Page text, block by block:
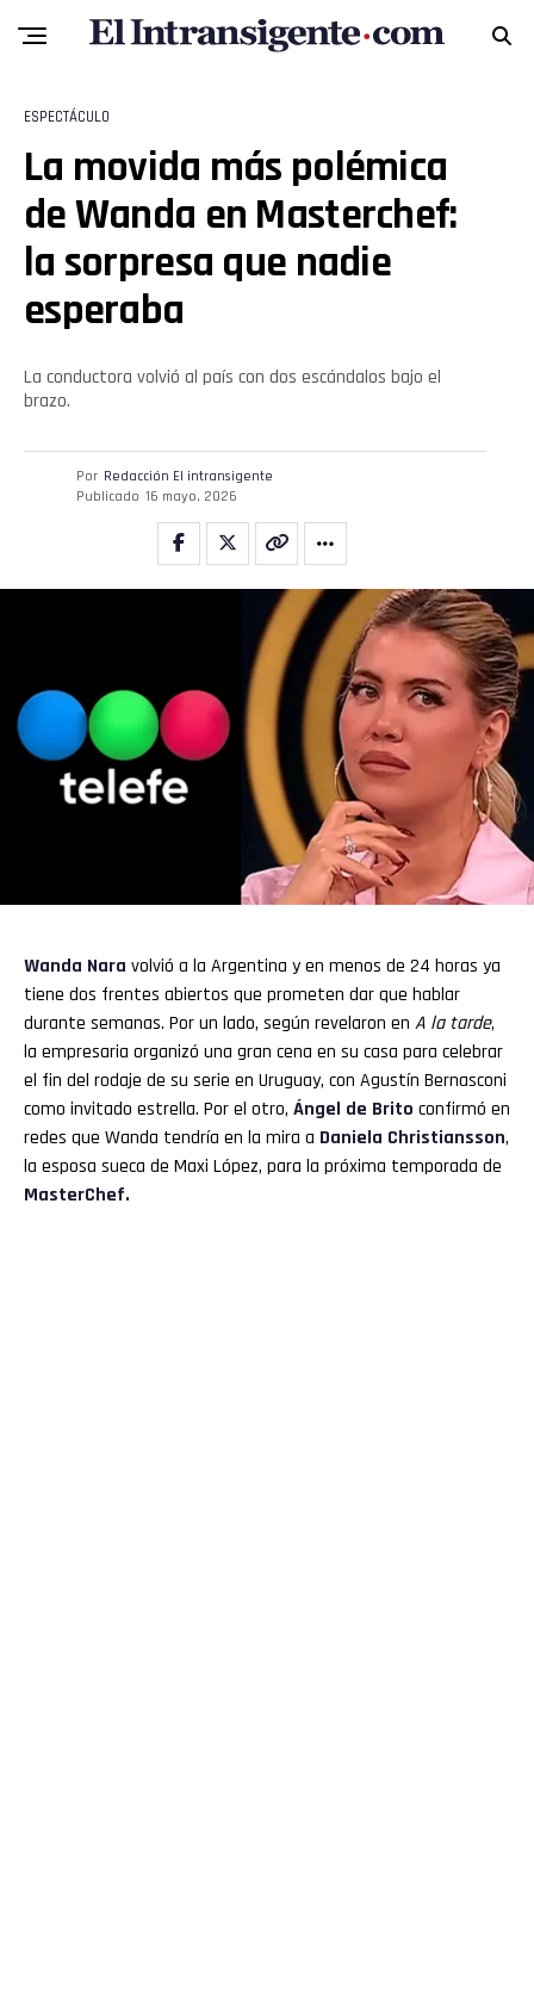
ESPECTÁCULO
La movida más polémica
de Wanda en Masterchef:
la sorpresa que nadie
esperaba
La conductora volvió al país con dos escándalos bajo el
brazo.
Por Redacción El intransigente
Publicado 16 mayo, 2026
Wanda Nara volvió a la Argentina y en menos de 24 horas ya
tiene dos frentes abiertos que prometen dar que hablar
durante semanas. Por un lado, según revelaron en A la tarde,
la empresaria organizó una gran cena en su casa para celebrar
el fin del rodaje de su serie en Uruguay, con Agustín Bernasconi
como invitado estrella. Por el otro, Ángel de Brito confirmó en
redes que Wanda tendría en la mira a Daniela Christiansson,
la esposa sueca de Maxi López, para la próxima temporada de
MasterChef.
Flipboard
Reddit
Pinterest